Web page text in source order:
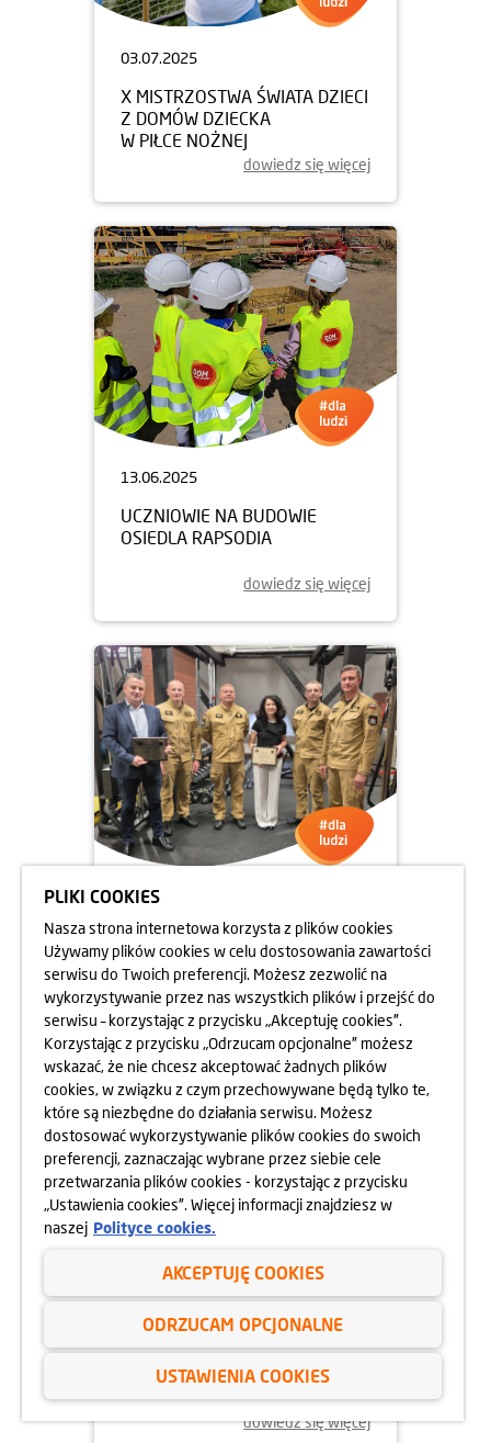
03.07.2025
X MISTRZOSTWA ŚWIATA DZIECI
Z DOMÓW DZIECKA
W PIŁCE NOŻNEJ
dowiedz się więcej
13.06.2025
UCZNIOWIE NA BUDOWIE
OSIEDLA RAPSODIA
dowiedz się więcej
05.06.2025
DBAMY O FORMĘ STRAŻAKÓW
dowiedz się więcej
02.06.2025
ODYSEJA UMYSŁU 2025
dowiedz się więcej
PLIKI COOKIES
Nasza strona internetowa korzysta z plików cookies
Używamy plików cookies w celu dostosowania zawartości
serwisu do Twoich preferencji. Możesz zezwolić na
wykorzystywanie przez nas wszystkich plików i przejść do
serwisu – korzystając z przycisku „Akceptuję cookies”.
Korzystając z przycisku „Odrzucam opcjonalne” możesz
wskazać, że nie chcesz akceptować żadnych plików
cookies, w związku z czym przechowywane będą tylko te,
które są niezbędne do działania serwisu. Możesz
dostosować wykorzystywanie plików cookies do swoich
preferencji, zaznaczając wybrane przez siebie cele
przetwarzania plików cookies - korzystając z przycisku
„Ustawienia cookies”. Więcej informacji znajdziesz w
naszej Polityce cookies.
AKCEPTUJĘ COOKIES
ODRZUCAM OPCJONALNE
USTAWIENIA COOKIES